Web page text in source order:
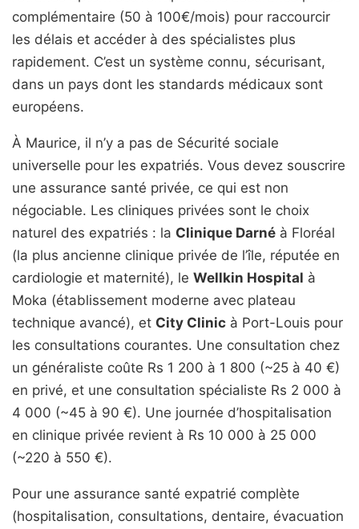
complémentaire (50 à 100€/mois) pour raccourcir
les délais et accéder à des spécialistes plus
rapidement. C’est un système connu, sécurisant,
dans un pays dont les standards médicaux sont
européens.
À Maurice, il n’y a pas de Sécurité sociale
universelle pour les expatriés. Vous devez souscrire
une assurance santé privée, ce qui est non
négociable. Les cliniques privées sont le choix
naturel des expatriés : la Clinique Darné à Floréal
(la plus ancienne clinique privée de l’île, réputée en
cardiologie et maternité), le Wellkin Hospital à
Moka (établissement moderne avec plateau
technique avancé), et City Clinic à Port-Louis pour
les consultations courantes. Une consultation chez
un généraliste coûte Rs 1 200 à 1 800 (~25 à 40 €)
en privé, et une consultation spécialiste Rs 2 000 à
4 000 (~45 à 90 €). Une journée d’hospitalisation
en clinique privée revient à Rs 10 000 à 25 000
(~220 à 550 €).
Pour une assurance santé expatrié complète
(hospitalisation, consultations, dentaire, évacuation